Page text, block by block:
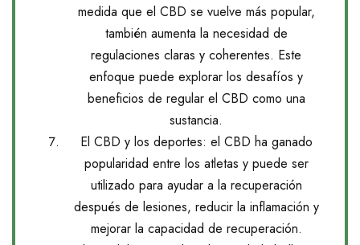
medida que el CBD se vuelve más popular,
también aumenta la necesidad de
regulaciones claras y coherentes. Este
enfoque puede explorar los desafíos y
beneficios de regular el CBD como una
sustancia.
El CBD y los deportes: el CBD ha ganado
popularidad entre los atletas y puede ser
utilizado para ayudar a la recuperación
después de lesiones, reducir la inflamación y
mejorar la capacidad de recuperación.